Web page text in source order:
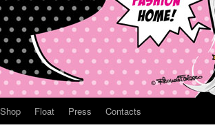
Float Press Contacts